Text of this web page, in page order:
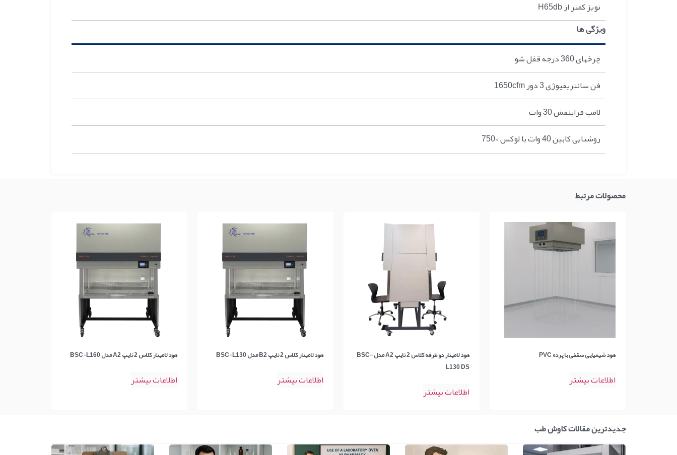
نويز کمتر از H65db
ویژگی ها
چرخهای 360 درجه قفل شو
فن سانتريفيوژی 3 دور 1650cfm
لامپ فرابنفش 30 وات
روشنايی کابین 40 وات با لوکس >750
محصولات مرتبط
هود شیمیایی سقفی با پرده PVC
اطلاعات بیشتر
هود لامینار دو طرفه کلاس 2 تایپ A2 مدل BSC-
L130 DS
اطلاعات بیشتر
هود لامینار کلاس 2 تایپ B2 مدل BSC-L130
اطلاعات بیشتر
هود لامینار کلاس 2 تایپ A2 مدل BSC-L160
اطلاعات بیشتر
جدیدترین مقالات کاوش طب